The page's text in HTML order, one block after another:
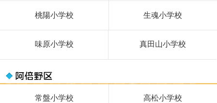
桃陽小学校 生魂小学校
味原小学校 真田山小学校
常盤小学校 高松小学校